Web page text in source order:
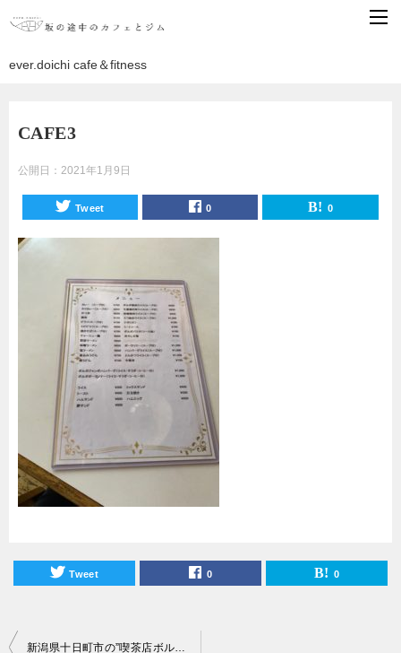
ever.doichi cafe＆fitness
CAFE3
公開日： 2021年1月9日
Tweet 0 0
Tweet 0 0
投